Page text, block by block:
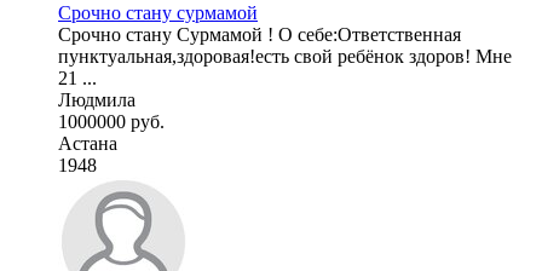
Срочно стану сурмамой
Срочно стану Сурмамой ! О себе:Ответственная
пунктуальная,здоровая!есть свой ребёнок здоров! Мне
21 ...
Людмила
1000000 руб.
Астана
1948